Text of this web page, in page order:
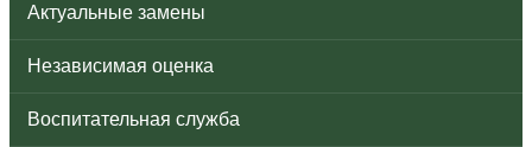
Актуальные замены
Независимая оценка
Воспитательная служба